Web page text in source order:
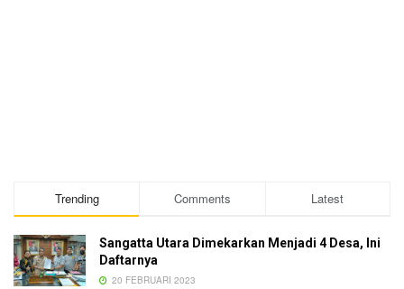
Trending Comments Latest
Sangatta Utara Dimekarkan Menjadi 4 Desa, Ini
Daftarnya
20 FEBRUARI 2023